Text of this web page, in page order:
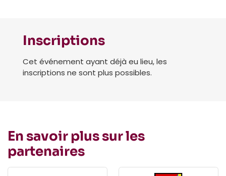
Inscriptions
Cet événement ayant déjà eu lieu, les
inscriptions ne sont plus possibles.
En savoir plus sur les
partenaires